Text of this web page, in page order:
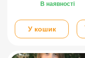
В наявності
У кошик